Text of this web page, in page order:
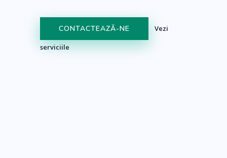
CONTACTEAZĂ-NE Vezi
serviciile